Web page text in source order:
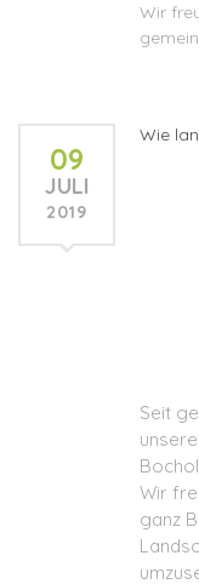
Wir
09
JULI
2019
Wie
Seit
Wir
ganz